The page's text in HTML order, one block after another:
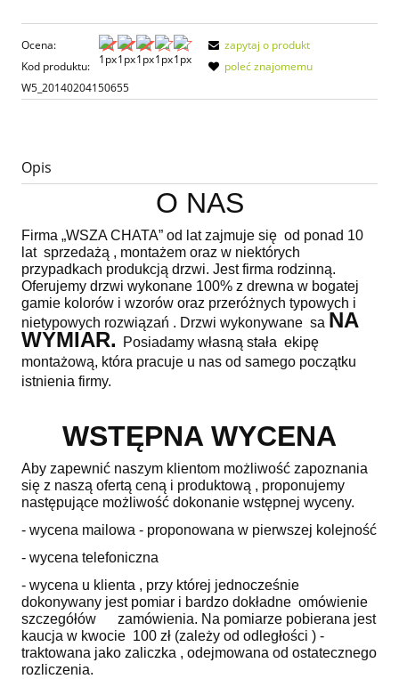
Ocena:
Kod produktu:
W5_20140204150655
zapytaj o produkt
poleć znajomemu
Opis
O NAS
Firma „WSZA CHATA” od lat zajmuje się od ponad 10
lat sprzedażą , montażem oraz w niektórych
przypadkach produkcją drzwi. Jest firma rodzinną.
Oferujemy drzwi wykonane 100% z drewna w bogatej
gamie kolorów i wzorów oraz przeróżnych typowych i
nietypowych rozwiązań . Drzwi wykonywane sa NA
WYMIAR.
Posiadamy własną stała ekipę
montażową, która pracuje u nas od samego początku
istnienia firmy.
WSTĘPNA WYCENA
Aby zapewnić naszym klientom możliwość zapoznania
się z naszą ofertą ceną i produktową , proponujemy
następujące możliwość dokonanie wstępnej wyceny.
- wycena mailowa - proponowana w pierwszej kolejność
- wycena telefoniczna
- wycena u klienta , przy której jednocześnie
dokonywany jest pomiar i bardzo dokładne omówienie
szczegółów zamówienia. Na pomiarze pobierana jest
kaucja w kwocie 100 zł (zależy od odległości ) -
traktowana jako zaliczka , odejmowana od ostatecznego
rozliczenia.